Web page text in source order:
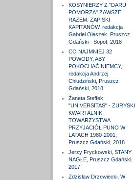
KOSYNIERZY Z "DARU
POMORZA" ZAWSZE
RAZEM. ZAPISKI
KAPITANÓW, redakcja
Gabriel Oleszek, Pruszcz
Gdański - Sopot, 2018
CO NAJMNIEJ 32
POWODY, ABY
POKOCHAĆ NIEMCY,
redakcja Andrzej
Chludziński, Pruszcz
Gdański, 2018
Żaneta Steffek,
"UNIVERSITAS" - ZURYSKI
KWARTALNIK
TOWARZYSTWA
PRZYJACIÓŁ PUNO W
LATACH 1980-2001,
Pruszcz Gdański, 2018
Jerzy Fryckowski, STANY
NAGŁE, Pruszcz Gdański,
2017
Zdzisław Drzewiecki, W